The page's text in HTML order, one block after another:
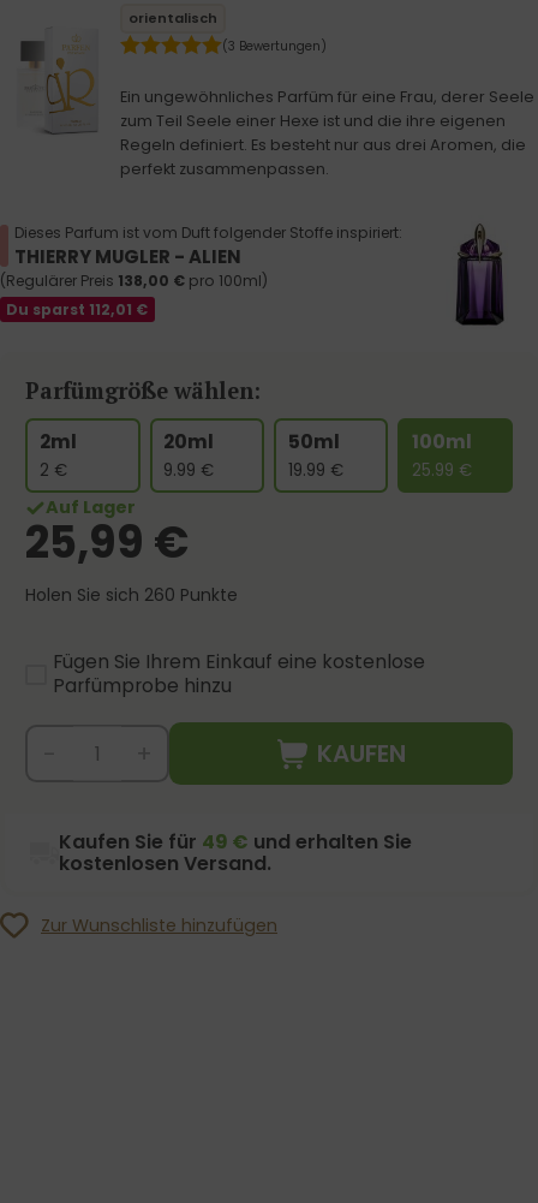
orientalisch
(3 Bewertungen)
Ein ungewöhnliches Parfüm für eine Frau, derer Seele
zum Teil Seele einer Hexe ist und die ihre eigenen
Regeln definiert. Es besteht nur aus drei Aromen, die
perfekt zusammenpassen.
Dieses Parfum ist vom Duft folgender Stoffe inspiriert:
THIERRY MUGLER - ALIEN
(Regulärer Preis 138,00 € pro 100ml)
Du sparst 112,01 €
Parfümgröße wählen:
2ml
2 €
20ml
9.99 €
50ml
19.99 €
100ml
25.99 €
Auf Lager
25,99 €
Holen Sie sich 260 Punkte
Fügen Sie Ihrem Einkauf eine kostenlose
Parfümprobe hinzu
KAUFEN
Kaufen Sie für 49 € und erhalten Sie
kostenlosen Versand.
Zur Wunschliste hinzufügen